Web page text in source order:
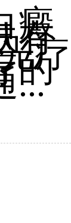
癜
有
疗
的
...